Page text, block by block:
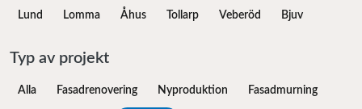
Lund Lomma Åhus Tollarp Veberöd Bjuv
Typ av projekt
Alla Fasadrenovering Nyproduktion Fasadmurning